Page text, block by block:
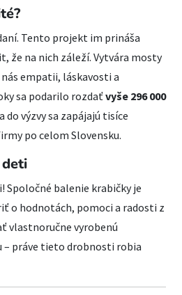
Tento projekt im prináša
že na nich záleží. Vytvára mosty
empatii, láskavosti a
sa podarilo rozdaťvyše 296 000
a do výzvy sa zapájajú tisíce
po celom Slovensku.
Spoločné balenie krabičky je
o hodnotách, pomoci a radosti z
vlastnoručne vyrobenú
– práve tieto drobnosti robia